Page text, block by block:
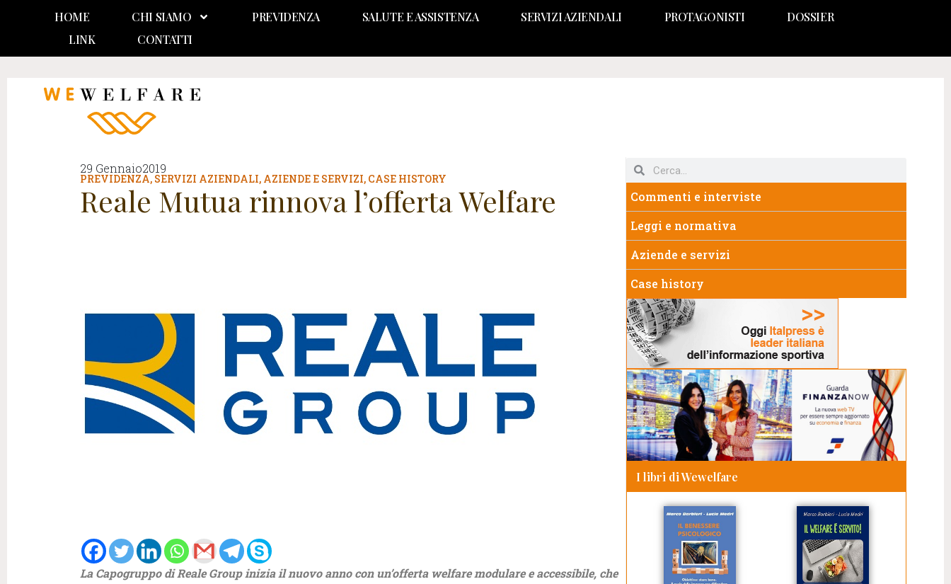
HOME CHI SIAMO PREVIDENZA SALUTE E ASSISTENZA SERVIZI AZIENDALI PROTAGONISTI
DOSSIER
LINK
CONTATTI
29 Gennaio2019
PREVIDENZA, SERVIZI AZIENDALI, AZIENDE E SERVIZI, CASE HISTORY
Reale Mutua rinnova l’offerta Welfare
La Capogruppo di Reale Group inizia il nuovo anno con un’offerta welfare modulare e accessibile, che
Commenti e interviste
Leggi e normativa
Aziende e servizi
Case history
I libri di Wewelfare